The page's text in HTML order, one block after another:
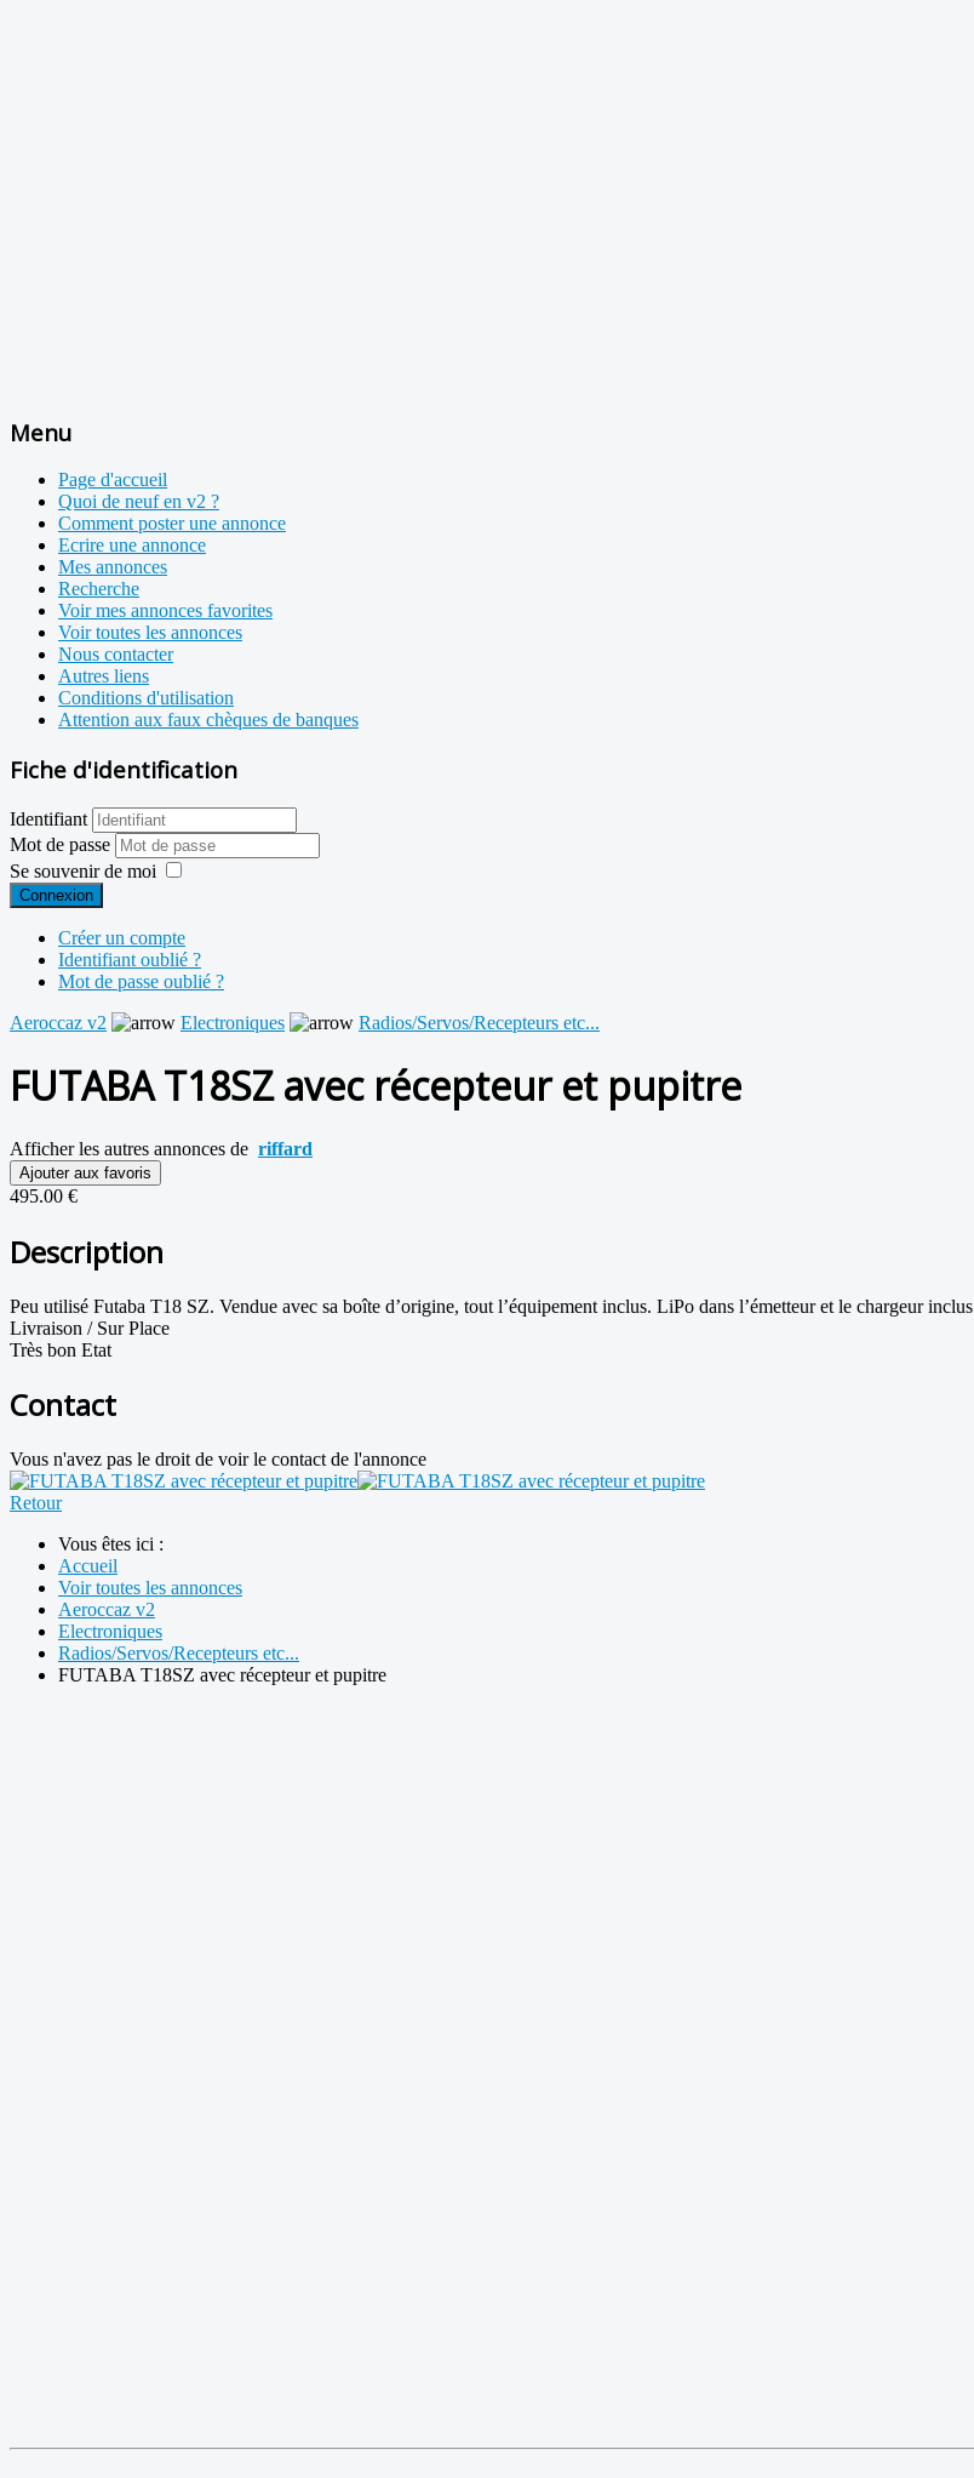
Menu
Page d'accueil
Quoi de neuf en v2 ?
Comment poster une annonce
Ecrire une annonce
Mes annonces
Recherche
Voir mes annonces favorites
Voir toutes les annonces
Nous contacter
Autres liens
Conditions d'utilisation
Attention aux faux chèques de banques
Fiche d'identification
Identifiant
Mot de passe
Se souvenir de moi
Connexion
Créer un compte
Identifiant oublié ?
Mot de passe oublié ?
Aeroccaz v2
Electroniques Radios/Servos/Recepteurs etc...
FUTABA T18SZ avec récepteur et pupitre
Afficher les autres annonces de riffard
Ajouter aux favoris
495.00 €
Description
Peu utilisé Futaba T18 SZ. Vendue avec sa boîte d’origine, tout l’équipement inclus. LiPo dans l’émetteur et le chargeur
Livraison / Sur Place
Très bon Etat
Contact
Vous n'avez pas le droit de voir le contact de l'annonce
Retour
Vous êtes ici :
Accueil
Voir toutes les annonces
Aeroccaz v2
Electroniques
Radios/Servos/Recepteurs etc...
FUTABA T18SZ avec récepteur et pupitre